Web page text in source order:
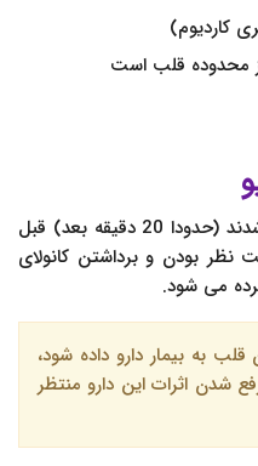
کاردیوم)
محدوده قلب است
هنگامی که تمامی عکس ها گرفته شدند (حدودا 20 دقیقه بعد) قبل
بودن و برداشتن کانولای
می شود.
به بیمار دارو داده شود،
شدن اثرات این دارو منتظر